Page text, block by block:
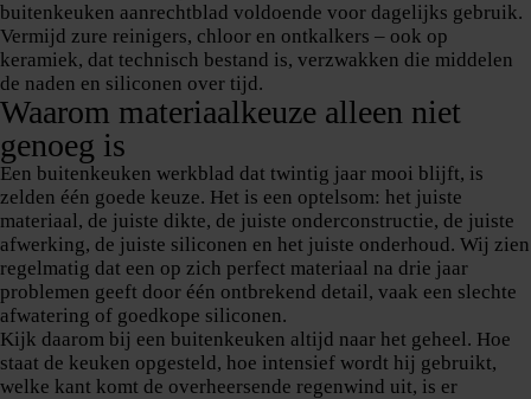
buitenkeuken aanrechtblad voldoende voor dagelijks gebruik.
Vermijd zure reinigers, chloor en ontkalkers – ook op
keramiek, dat technisch bestand is, verzwakken die middelen
de naden en siliconen over tijd.
Waarom materiaalkeuze alleen niet
genoeg is
Een buitenkeuken werkblad dat twintig jaar mooi blijft, is
zelden één goede keuze. Het is een optelsom: het juiste
materiaal, de juiste dikte, de juiste onderconstructie, de juiste
afwerking, de juiste siliconen en het juiste onderhoud. Wij zien
regelmatig dat een op zich perfect materiaal na drie jaar
problemen geeft door één ontbrekend detail, vaak een slechte
afwatering of goedkope siliconen.
Kijk daarom bij een buitenkeuken altijd naar het geheel. Hoe
staat de keuken opgesteld, hoe intensief wordt hij gebruikt,
welke kant komt de overheersende regenwind uit, is er